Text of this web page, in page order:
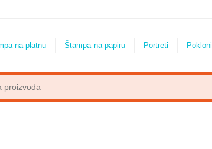
na platnu Štampa na papiru Portreti Pokloni